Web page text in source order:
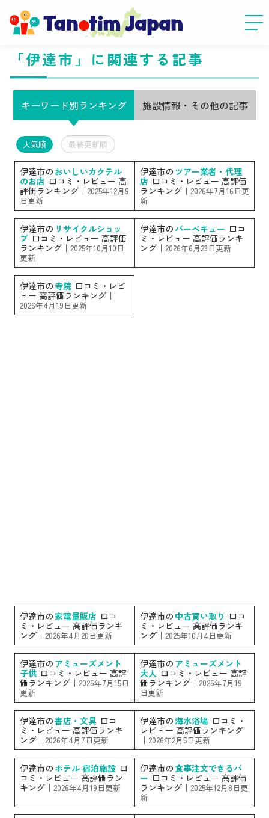
「伊達市」に関連する記事
キーワード別ランキング 施設情報・その他の記事
人気順 最終更新順
伊達市の おいしいカクテル
のお店 口コミ・レビュー 高
評価ランキング｜ 2025年12月9
日更新
伊達市の ツアー業者・代理
店 口コミ・レビュー 高評価
ランキング｜ 2026年7月16日更
新
伊達市の リサイクルショッ
プ 口コミ・レビュー 高評価
ランキング｜ 2025年10月10日
更新
伊達市の バーベキュー 口コ
ミ・レビュー 高評価ランキ
ング｜ 2026年6月23日更新
伊達市の 寺院 口コミ・レビ
ュー 高評価ランキング｜
2026年4月19日更新
伊達市の 家電量販店 口コ
ミ・レビュー 高評価ランキ
ング｜ 2026年4月20日更新
伊達市の 中古買い取り 口コ
ミ・レビュー 高評価ランキ
ング｜ 2025年10月4日更新
伊達市の アミューズメント
子供 口コミ・レビュー 高評
価ランキング｜ 2026年7月15日
更新
伊達市の アミューズメント
大人 口コミ・レビュー 高評
価ランキング｜ 2026年7月19
日更新
伊達市の書店・文具 口コ
ミ・レビュー 高評価ランキ
ング｜ 2026年4月7日更新
伊達市の 海水浴場 口コミ・
レビュー 高評価ランキング
｜ 2026年2月5日更新
伊達市の ホテル 宿泊施設 口
コミ・レビュー 高評価ラン
キング｜ 2026年4月19日更新
伊達市の食事注文できるバ
ー 口コミ・レビュー 高評価
ランキング｜ 2025年12月8日更
新